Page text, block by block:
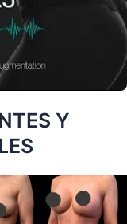
Y